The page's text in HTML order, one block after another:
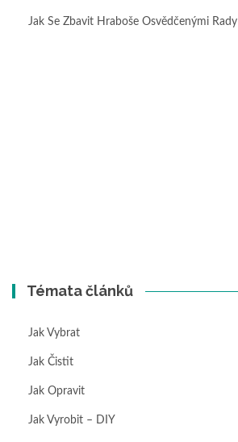
Jak Se Zbavit Hraboše Osvědčenými Rady
Témata článků
Jak Vybrat
Jak Čistit
Jak Opravit
Jak Vyrobit – DIY